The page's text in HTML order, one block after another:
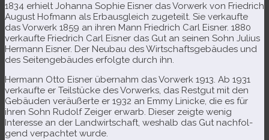
1834 erhielt Johanna Sophie Eisner das Vorwerk von Friedrich
August Hofmann als Erbausgleich zuge­teilt. Sie ver­kaufte
das Vorwerk 1859 an ihren Mann Friedrich Carl Eisner. 1880
ver­kaufte Friedrich Carl Eisner das Gut an sei­nen Sohn Julius
Hermann Eisner. Der Neubau des Wirtschaftsgebäudes und
des Seitengebäudes erfolgte durch ihn.
Hermann Otto Eisner über­nahm das Vorwerk 1913. Ab 1931
ver­kaufte er Teilstücke des Vorwerks, das Restgut mit den
Gebäuden ver­äu­ßerte er 1932 an Emmy Linicke, die es für
ihren Sohn Rudolf Zeiger erwarb. Dieser zeigte wenig
Interesse an der Landwirtschaft, wes­halb das Gut nach­fol­
gend ver­pach­tet wurde.